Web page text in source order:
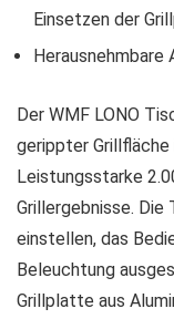
Einsetzen der
Der WMF LONO
gerippter
Leistungsstarke
Grillergebnisse.
einstellen, das
Beleuchtung
Grillplatte aus